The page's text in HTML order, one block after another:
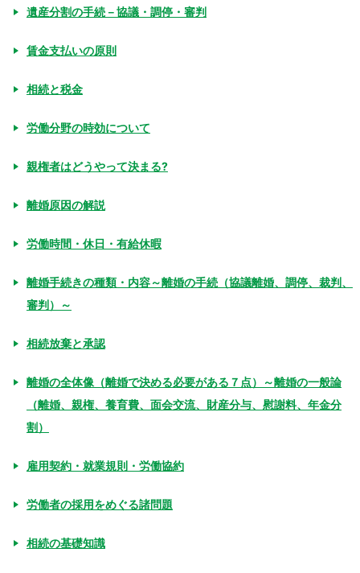
遺産分割の手続－協議・調停・審判
賃金支払いの原則
相続と税金
労働分野の時効について
親権者はどうやって決まる?
離婚原因の解説
労働時間・休日・有給休暇
離婚手続きの種類・内容～離婚の手続（協議離婚、調停、裁判、
審判）～
相続放棄と承認
離婚の全体像（離婚で決める必要がある７点）～離婚の一般論
（離婚、親権、養育費、面会交流、財産分与、慰謝料、年金分
割）
雇用契約・就業規則・労働協約
労働者の採用をめぐる諸問題
相続の基礎知識